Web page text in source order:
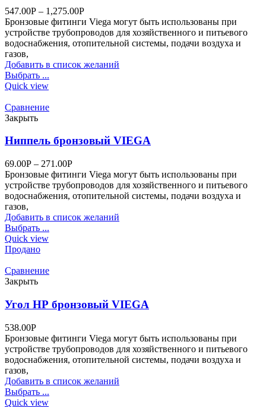
547.00Р – 1,275.00Р
Бронзовые фитинги Viega могут быть использованы при
устройстве трубопроводов для хозяйственного и питьевого
водоснабжения, отопительной системы, подачи воздуха и
газов,
Добавить в список желаний
Выбрать ...
Quick view
Сравнение
Закрыть
Ниппель бронзовый VIEGA
69.00Р – 271.00Р
Бронзовые фитинги Viega могут быть использованы при
устройстве трубопроводов для хозяйственного и питьевого
водоснабжения, отопительной системы, подачи воздуха и
газов,
Добавить в список желаний
Выбрать ...
Quick view
Продано
Сравнение
Закрыть
Угол НР бронзовый VIEGA
538.00Р
Бронзовые фитинги Viega могут быть использованы при
устройстве трубопроводов для хозяйственного и питьевого
водоснабжения, отопительной системы, подачи воздуха и
газов,
Добавить в список желаний
Выбрать ...
Quick view